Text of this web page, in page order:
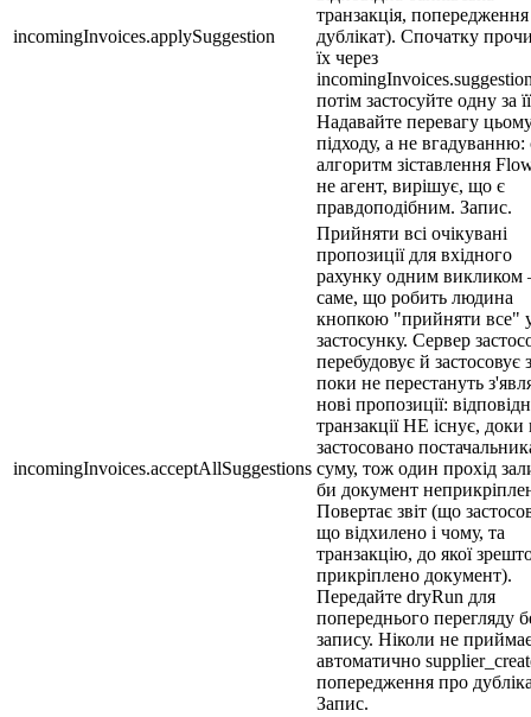
incomingInvoices.applySuggestion
транзакція,
дублікат). Спочатку
їх через
потім застосуйте одну за
Надавайте перевагу
підходу, а не вгадуванню:
алгоритм зіставлення
не агент, вирішує, що є
правдоподібним. Запис.
incomingInvoices.acceptAllSuggestions
Прийняти всі очікувані
пропозиції для вхідного
рахунку одним
саме, що робить людина
кнопкою "прийняти все"
застосунку. Сервер
перебудовує й застосовує
поки не перестануть
нові пропозиції:
транзакції НЕ існує, доки
застосовано
суму, тож один прохід
би документ
Повертає звіт (що
що відхилено і чому, та
транзакцію, до якої
прикріплено документ).
Передайте dryRun для
попереднього перегляду
запису. Ніколи не
автоматично
попередження про
Запис.